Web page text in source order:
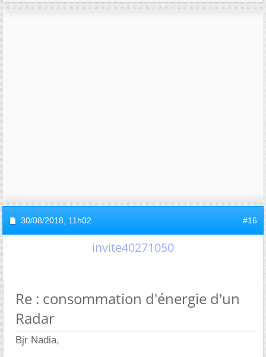
30/08/2018, 11h02 #16
invite40271050
Re : consommation d'énergie d'un
Radar
Bjr Nadia,